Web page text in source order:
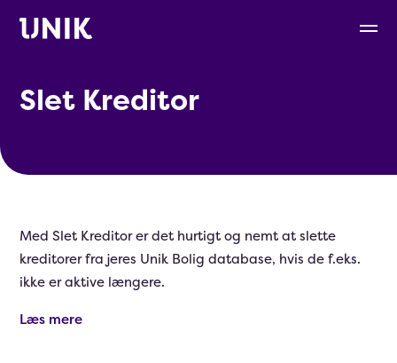
Slet Kreditor
Med Slet Kreditor er det hurtigt og nemt at slette
kreditorer fra jeres Unik Bolig database, hvis de f.eks.
ikke er aktive længere.
Læs mere